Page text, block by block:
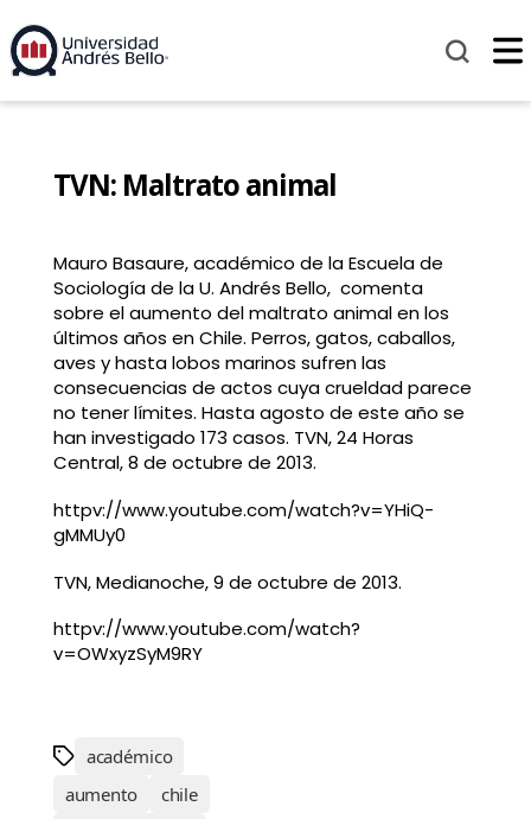
TVN: Maltrato animal
Mauro Basaure, académico de la Escuela de
Sociología de la U. Andrés Bello, comenta
sobre el aumento del maltrato animal en los
últimos años en Chile. Perros, gatos, caballos,
aves y hasta lobos marinos sufren las
consecuencias de actos cuya crueldad parece
no tener límites. Hasta agosto de este año se
han investigado 173 casos. TVN, 24 Horas
Central, 8 de octubre de 2013.
httpv://www.youtube.com/watch?v=YHiQ-
gMMUy0
TVN, Medianoche, 9 de octubre de 2013.
httpv://www.youtube.com/watch?
v=OWxyzSyM9RY
académico
aumento
chile